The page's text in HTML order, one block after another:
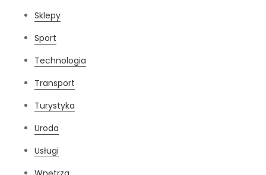
Sklepy
Sport
Technologia
Transport
Turystyka
Uroda
Usługi